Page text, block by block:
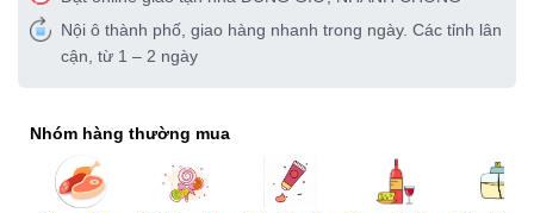
Nội ô thành phố, giao hàng nhanh trong ngày. Các tỉnh lân
cận, từ 1 – 2 ngày
Nhóm hàng thường mua